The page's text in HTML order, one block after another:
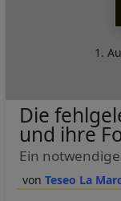
1.
Teseo La
Die
und ihre
Ein